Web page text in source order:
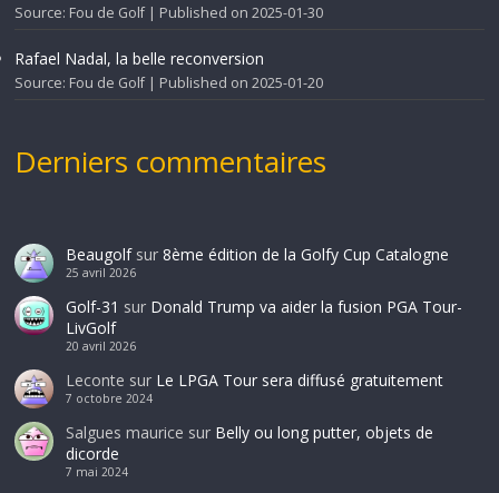
Source: Fou de Golf Published on 2025-01-30
Rafael Nadal, la belle reconversion
Source: Fou de Golf Published on 2025-01-20
Derniers commentaires
Beaugolfsur 8ème édition de la Golfy Cup Catalogne
25 avril 2026
Golf-31 sur Donald Trump va aider la fusion PGA Tour-
LivGolf
20 avril 2026
Leconte sur Le LPGA Tour sera diffusé gratuitement
7 octobre 2024
Salgues maurice sur Belly ou long putter, objets de
dicorde
7 mai 2024